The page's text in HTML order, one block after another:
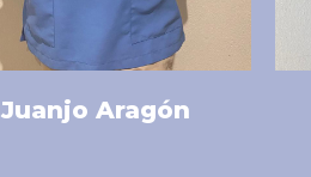
Juanjo Aragón